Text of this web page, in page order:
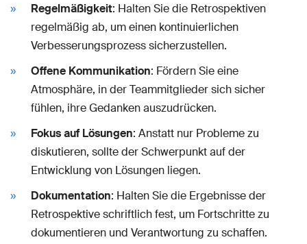
Regelmäßigkeit: Halten Sie die Retrospektiven
regelmäßig ab, um einen kontinuierlichen
Verbesserungsprozess sicherzustellen.
Offene Kommunikation: Fördern Sie eine
Atmosphäre, in der Teammitglieder sich sicher
fühlen, ihre Gedanken auszudrücken.
Fokus auf Lösungen: Anstatt nur Probleme zu
diskutieren, sollte der Schwerpunkt auf der
Entwicklung von Lösungen liegen.
Dokumentation: Halten Sie die Ergebnisse der
Retrospektive schriftlich fest, um Fortschritte zu
dokumentieren und Verantwortung zu schaffen.